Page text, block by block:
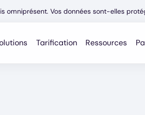
omniprésent. Vos données sont-elles
Tarification Ressources